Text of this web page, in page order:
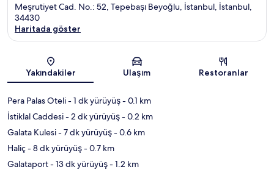
Meşrutiyet Cad. No.: 52, Tepebaşı Beyoğlu, İstanbul, İstanbul,
34430
Haritada göster
Yakındakiler Ulaşım Restoranlar
Pera Palas Oteli- 1 dk yürüyüş- 0.1 km
İstiklal Caddesi- 2 dk yürüyüş- 0.2 km
Galata Kulesi- 7 dk yürüyüş- 0.6 km
Haliç- 8 dk yürüyüş- 0.7 km
Galataport- 13 dk yürüyüş- 1.2 km